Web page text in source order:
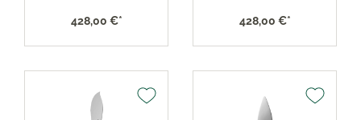
428,00 €* 428,00 €*